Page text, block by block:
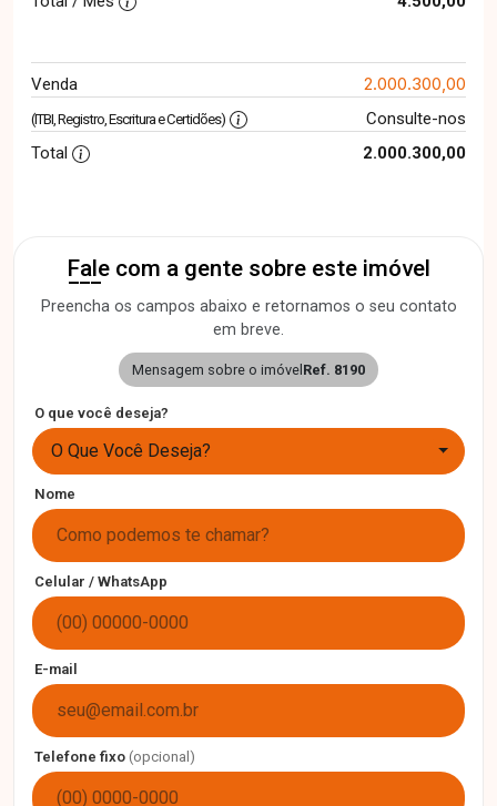
Venda 2.000.300,00
(ITBI, Registro, Escritura e Certidões)
Consulte-nos
Total
2.000.300,00
Fale com a gente sobre este imóvel
Preencha os campos abaixo e retornamos o seu contato
em breve.
Mensagem sobre o imóvel Ref. 8190
O que você deseja?
O Que Você Deseja?
Nome
Celular / WhatsApp
E-mail
Telefone fixo (opcional)